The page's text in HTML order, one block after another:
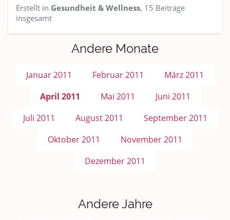
Erstellt in Gesundheit & Wellness, 15 Beiträge
insgesamt
Andere Monate
Januar 2011 Februar 2011
März 2011
April 2011
Mai 2011
Juni 2011
Juli 2011
August 2011
September 2011
Oktober 2011
November 2011
Dezember 2011
Andere Jahre